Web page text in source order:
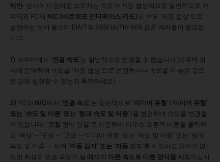
제안: 당사의 비관리형 스위치는 속도가 자동 협상되므로 일반적으로 라
우터와 PC의 NIC(네트워크 인터페이스 카드) 도 속도 '자동 협상'으로
설정하는 것이 좋으며 EIA/TIA-568EIA/TIA-568 표준 케이블이 필요합
니다.
1) 라우터에서 '연결 속도'는 일반적으로 변경할 수 없습니다(라우터 회
사에 문의하여 속도를 '자동 협상'으로 변경하거나 속도를 더 높은 값으
로 강제 설정할 수 있는지 확인하세요).
2) PC의 NIC에서 '연결 속도'는 일반적으로 '미디어 유형'('미디어 유형'
또는 '속도 및 이중' 또는 '링크 속도 및 이중')을 변경하여 속도를 변경할
수 있습니다: '로컬 영역 연결'로 이동하여 마우스 오른쪽 버튼을 클릭하
고 '속성'---'구성'---'고급'----'미디어 유형' 또는 '속도 및 이중' 또는 '링크
속도 및 이중'--- 먼저 '자동 감지' 또는 '자동 모드'를 시도하고 차이가 없
으면 최상의 연결 속도가 될 때까지 다른 속도로 다른 양식을 시도하십시